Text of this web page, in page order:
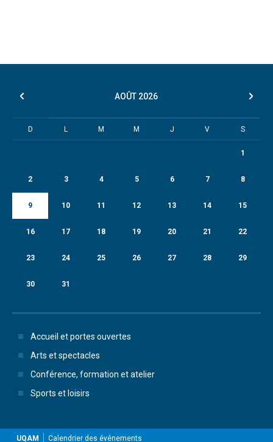
AOÛT 2026
D L M M J V S
1
2 3 4 5 6 7 8
9 10 11 12 13 14 15
16 17 18 19 20 21 22
23 24 25 26 27 28 29
30 31
Accueil et portes ouvertes
Arts et spectacles
Conférence, formation et atelier
Sports et loisirs
UQAM Calendrier des événements